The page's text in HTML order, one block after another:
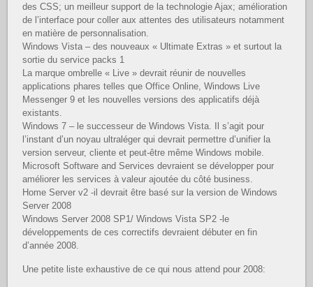
des CSS; un meilleur support de la technologie Ajax; amélioration
de l’interface pour coller aux attentes des utilisateurs notamment
en matière de personnalisation.
Windows Vista – des nouveaux « Ultimate Extras » et surtout la
sortie du service packs 1
La marque ombrelle « Live » devrait réunir de nouvelles
applications phares telles que Office Online, Windows Live
Messenger 9 et les nouvelles versions des applicatifs déjà
existants.
Windows 7 – le successeur de Windows Vista. Il s’agit pour
l’instant d’un noyau ultraléger qui devrait permettre d’unifier la
version serveur, cliente et peut-être même Windows mobile.
Microsoft Software and Services devraient se développer pour
améliorer les services à valeur ajoutée du côté business.
Home Server v2 -il devrait être basé sur la version de Windows
Server 2008
Windows Server 2008 SP1/ Windows Vista SP2 -le
développements de ces correctifs devraient débuter en fin
d’année 2008.
Une petite liste exhaustive de ce qui nous attend pour 2008: